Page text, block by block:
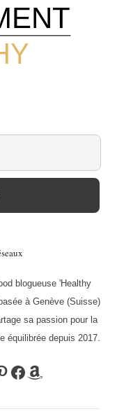
blogueuse 'Healthy
à Genève (Suisse)
sa passion pour la
équilibrée depuis 2017.
Facebook
Amazon